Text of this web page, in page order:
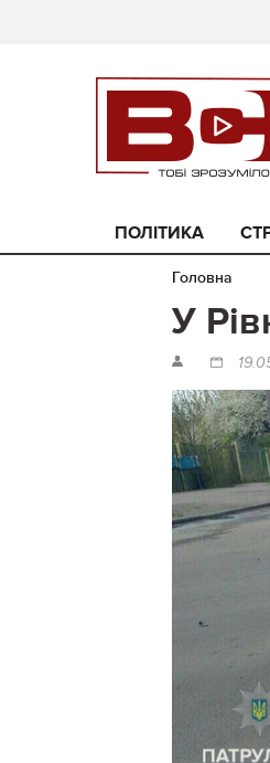
ПОЛІТИКА
Головна
У